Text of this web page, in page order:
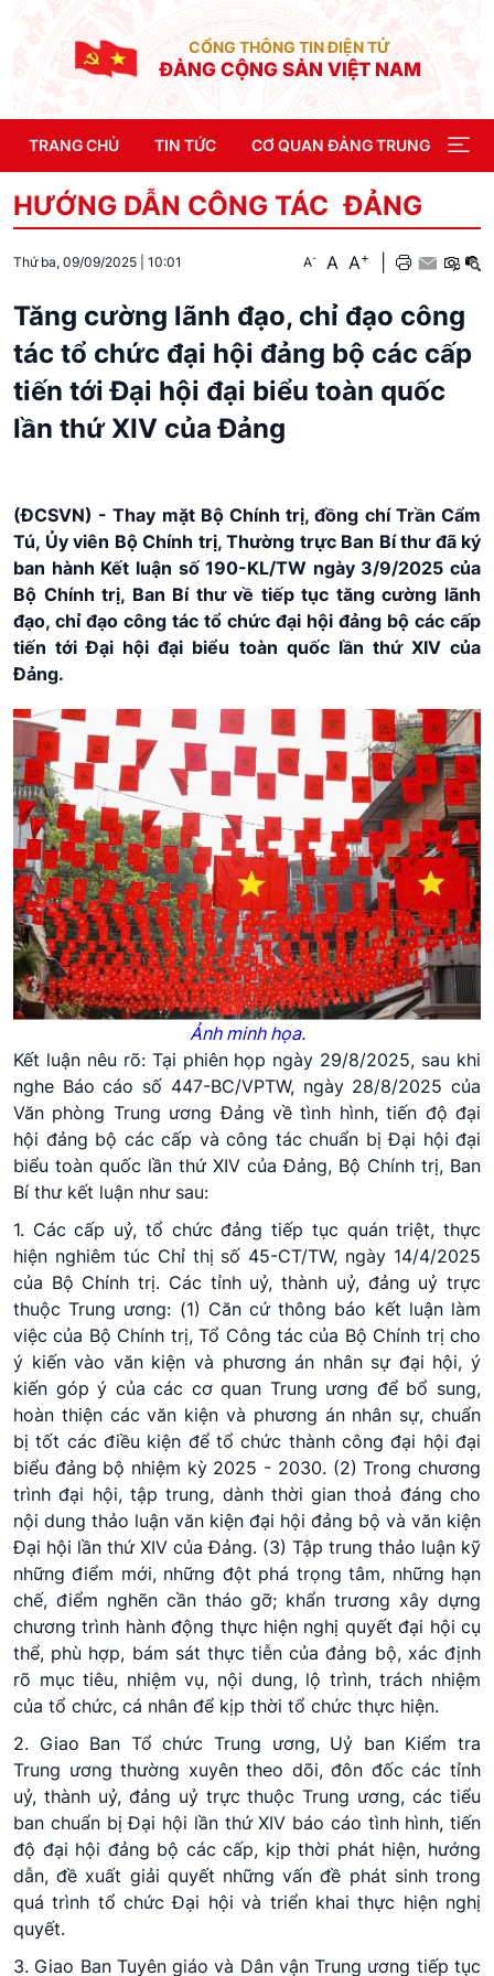
CỔNG THÔNG TIN ĐIỆN TỬ
ĐẢNG CỘNG SẢN VIỆT NAM
TRANG CHỦ TIN TỨC CƠ QUAN ĐẢNG TRUNG ƯƠNG
HƯỚNG DẪN CÔNG TÁC ĐẢNG
Thứ ba, 09/09/2025 10:01 A- A A+
Tăng cường lãnh đạo, chỉ đạo công
tác tổ chức đại hội đảng bộ các cấp
tiến tới Đại hội đại biểu toàn quốc
lần thứ XIV của Đảng
(ĐCSVN) - Thay mặt Bộ Chính trị, đồng chí Trần Cẩm
Tú, Ủy viên Bộ Chính trị, Thường trực Ban Bí thư đã ký
ban hành Kết luận số 190-KL/TW ngày 3/9/2025 của
Bộ Chính trị, Ban Bí thư về tiếp tục tăng cường lãnh
đạo, chỉ đạo công tác tổ chức đại hội đảng bộ các cấp
tiến tới Đại hội đại biểu toàn quốc lần thứ XIV của
Đảng.
Ảnh minh họa.
Kết luận nêu rõ: Tại phiên họp ngày 29/8/2025, sau khi
nghe Báo cáo số 447-BC/VPTW, ngày 28/8/2025 của
Văn phòng Trung ương Đảng về tình hình, tiến độ đại
hội đảng bộ các cấp và công tác chuẩn bị Đại hội đại
biểu toàn quốc lần thứ XIV của Đảng, Bộ Chính trị, Ban
Bí thư kết luận như sau:
1. Các cấp uỷ, tổ chức đảng tiếp tục quán triệt, thực
hiện nghiêm túc Chỉ thị số 45-CT/TW, ngày 14/4/2025
của Bộ Chính trị. Các tỉnh uỷ, thành uỷ, đảng uỷ trực
thuộc Trung ương: (1) Căn cứ thông báo kết luận làm
việc của Bộ Chính trị, Tổ Công tác của Bộ Chính trị cho
ý kiến vào văn kiện và phương án nhân sự đại hội, ý
kiến góp ý của các cơ quan Trung ương để bổ sung,
hoàn thiện các văn kiện và phương án nhân sự, chuẩn
bị tốt các điều kiện để tổ chức thành công đại hội đại
biểu đảng bộ nhiệm kỳ 2025 - 2030. (2) Trong chương
trình đại hội, tập trung, dành thời gian thoả đáng cho
nội dung thảo luận văn kiện đại hội đảng bộ và văn kiện
Đại hội lần thứ XIV của Đảng. (3) Tập trung thảo luận kỹ
những điểm mới, những đột phá trọng tâm, những hạn
chế, điểm nghẽn cần tháo gỡ; khẩn trương xây dựng
chương trình hành động thực hiện nghị quyết đại hội cụ
thể, phù hợp, bám sát thực tiễn của đảng bộ, xác định
rõ mục tiêu, nhiệm vụ, nội dung, lộ trình, trách nhiệm
của tổ chức, cá nhân để kịp thời tổ chức thực hiện.
2. Giao Ban Tổ chức Trung ương, Uỷ ban Kiểm tra
Trung ương thường xuyên theo dõi, đôn đốc các tỉnh
uỷ, thành uỷ, đảng uỷ trực thuộc Trung ương, các tiểu
ban chuẩn bị Đại hội lần thứ XIV báo cáo tình hình, tiến
độ đại hội đảng bộ các cấp, kịp thời phát hiện, hướng
dẫn, đề xuất giải quyết những vấn đề phát sinh trong
quá trình tổ chức Đại hội và triển khai thực hiện nghị
quyết.
3. Giao Ban Tuyên giáo và Dân vận Trung ương tiếp tục